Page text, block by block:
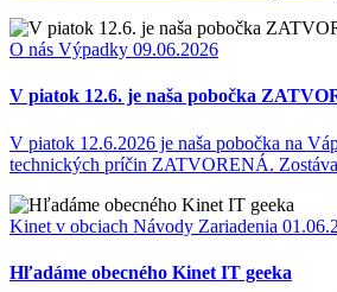
O nás Výpadky 09.06.2026
V piatok 12.6. je naša pobočka
V piatok 12.6.2026 je naša pobočka na
technických príčin ZATVORENÁ.
Kinet v obciach Návody Zariadenia
Hľadáme obecného Kinet IT geeka